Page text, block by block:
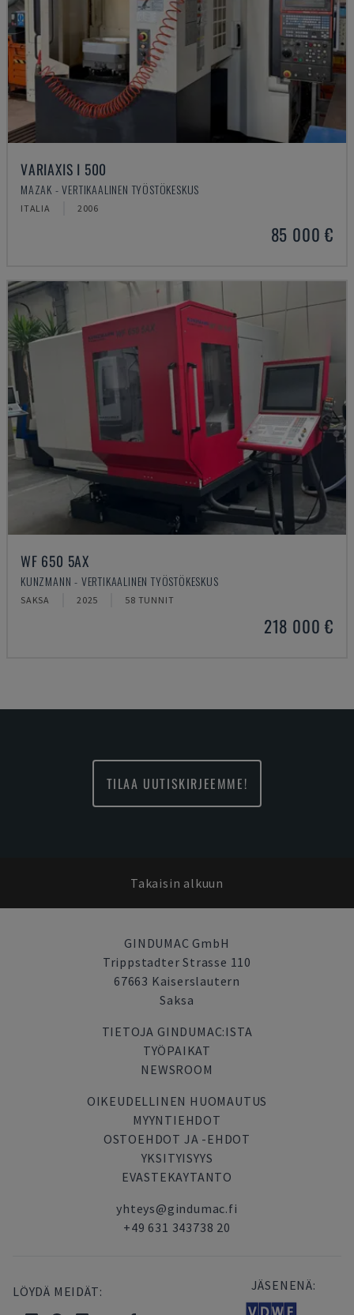
VARIAXIS I 500
MAZAK - VERTIKAALINEN TYÖSTÖKESKUS
ITALIA 2006
85 000 €
WF 650 5AX
KUNZMANN - VERTIKAALINEN TYÖSTÖKESKUS
SAKSA 2025 58 TUNNIT
218 000 €
TILAA UUTISKIRJEEMME!
Takaisin alkuun
GINDUMAC GmbH
Trippstadter Strasse 110
67663 Kaiserslautern
Saksa
TIETOJA GINDUMAC:ISTA
TYÖPAIKAT
NEWSROOM
OIKEUDELLINEN HUOMAUTUS
MYYNTIEHDOT
OSTOEHDOT JA -EHDOT
YKSITYISYYS
EVASTEKAYTANTO
yhteys@gindumac.fi
+49 631 343738 20
LÖYDÄ MEIDÄT: JÄSENENÄ: